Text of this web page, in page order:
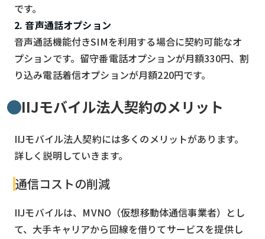
です。
2. 音声通話オプション
音声通話機能付きSIMを利用する場合に契約可能なオ
プションです。留守番電話オプションが月額330円、割
り込み電話着信オプションが月額220円です。
IIJモバイル法人契約のメリット
IIJモバイル法人契約には多くのメリットがあります。
詳しく説明していきます。
通信コストの削減
IIJモバイルは、MVNO（仮想移動体通信事業者）とし
て、大手キャリアから回線を借りてサービスを提供し